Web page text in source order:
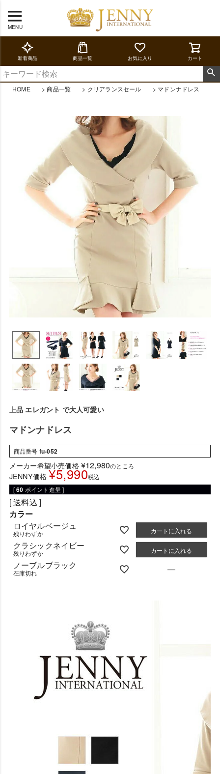
MENU
新着商品 商品一覧 お気に入り カート
HOME 商品一覧 クリアランスセール マドンナドレス
上品 エレガント で大人可愛い
マドンナドレス
商品番号 fu-052
メーカー希望小売価格 ¥12,980のところ
JENNY価格 ¥5,990税込
[60 ポイント進呈 ]
送料込
カラー
ロイヤルベージュ
残りわずか カートに入れる
クラシックネイビー
残りわずか カートに入れる
ノーブルブラック
在庫切れ —